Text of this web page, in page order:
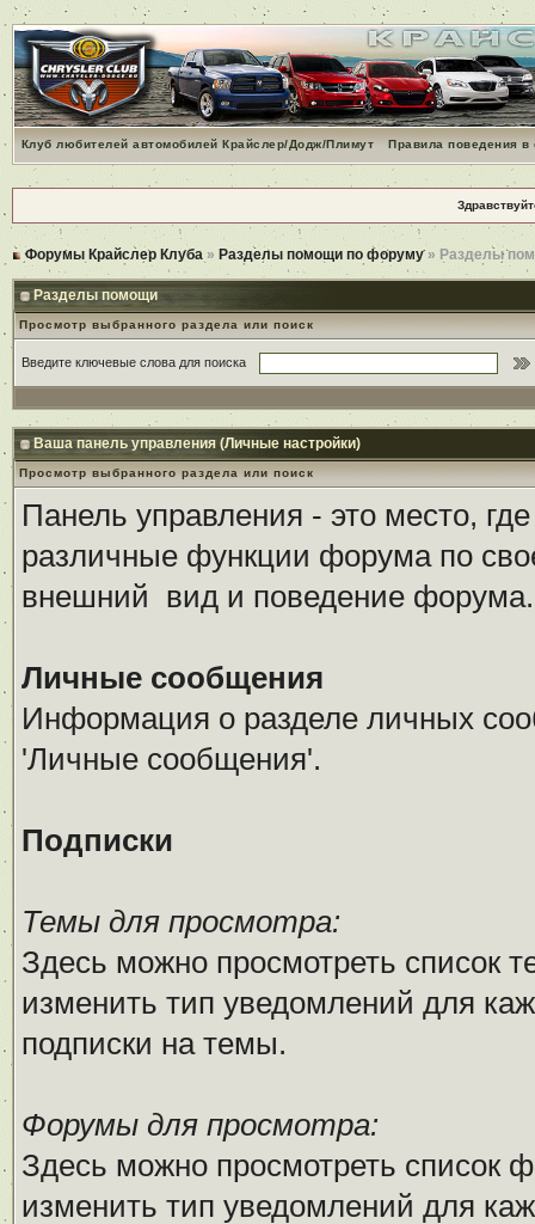
Клуб любителей автомобилей Крайслер/Додж/Плимут Правила поведения
Форумы Крайслер Клуба » Разделы помощи по форуму» Разделы
Разделы помощи
Просмотр выбранного раздела или поиск
Введите ключевые слова для поиска
Ваша панель управления (Личные настройки)
Просмотр выбранного раздела или поиск
Панель управления - это место,
различные функции форума по
внешний вид и поведение форума.
Личные сообщения
Информация о разделе личных
'Личные сообщения'.
Подписки
Темы для просмотра:
Здесь можно просмотреть список
изменить тип уведомлений для
подписки на темы.
Форумы для просмотра:
Здесь можно просмотреть список
изменить тип уведомлений для